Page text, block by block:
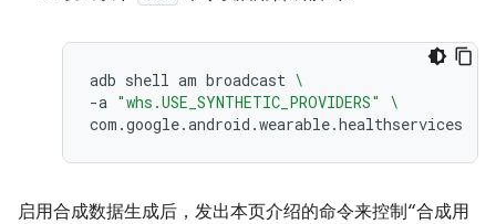
adb shell am broadcast \
-a "whs.USE_SYNTHETIC_PROVIDERS"
\
启用合成数据生成后，发出本页介绍的命令来控制“合成用